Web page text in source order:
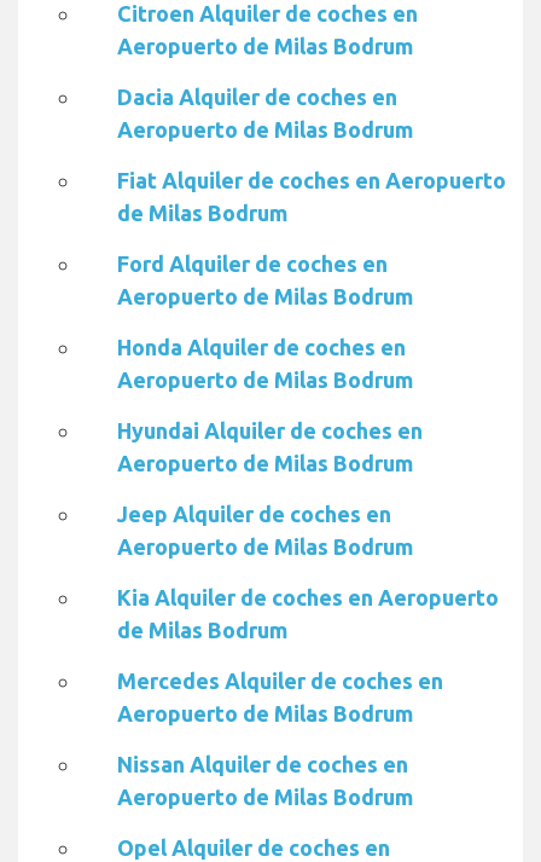
Citroen Alquiler de coches en
Aeropuerto de Milas Bodrum
Dacia Alquiler de coches en
Aeropuerto de Milas Bodrum
Fiat Alquiler de coches en Aeropuerto
de Milas Bodrum
Ford Alquiler de coches en
Aeropuerto de Milas Bodrum
Honda Alquiler de coches en
Aeropuerto de Milas Bodrum
Hyundai Alquiler de coches en
Aeropuerto de Milas Bodrum
Jeep Alquiler de coches en
Aeropuerto de Milas Bodrum
Kia Alquiler de coches en Aeropuerto
de Milas Bodrum
Mercedes Alquiler de coches en
Aeropuerto de Milas Bodrum
Nissan Alquiler de coches en
Aeropuerto de Milas Bodrum
Opel Alquiler de coches en